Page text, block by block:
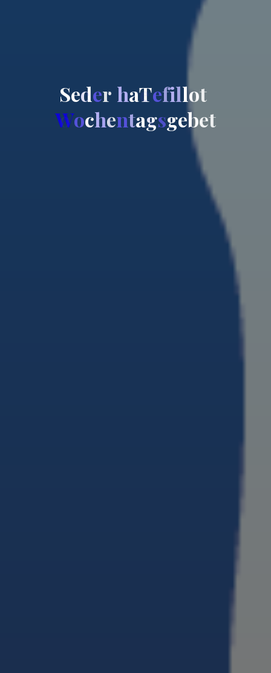
Sede
er haTe
efillot
Wo
ochen
ntags
sgebet